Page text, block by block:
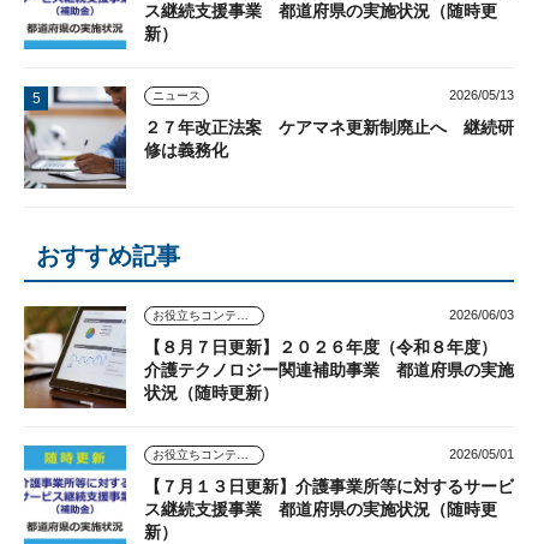
ス継続支援事業 都道府県の実施状況（随時更
新）
ニュース 2026/05/13
２７年改正法案 ケアマネ更新制廃止へ 継続研
修は義務化
おすすめ記事
お役立ちコンテンツ 2026/06/03
【８月７日更新】２０２６年度（令和８年度）
介護テクノロジー関連補助事業 都道府県の実施
状況（随時更新）
お役立ちコンテンツ 2026/05/01
【７月１３日更新】介護事業所等に対するサービ
ス継続支援事業 都道府県の実施状況（随時更
新）